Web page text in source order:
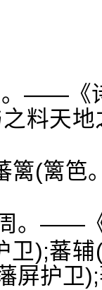
——《
之料天
篱(篱笆
。——
卫);蕃
屏护卫